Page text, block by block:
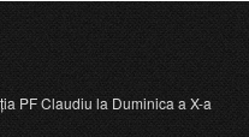
PF Claudiu la Duminica a X-a